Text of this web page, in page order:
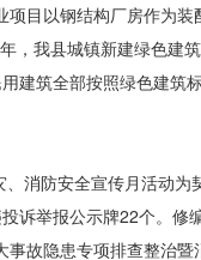
项目以钢结构厂房作为装
，我县城镇新建绿色
建筑全部按照绿色建
消防安全宣传月活动
诉举报公示牌22个。修
故隐患专项排查整治